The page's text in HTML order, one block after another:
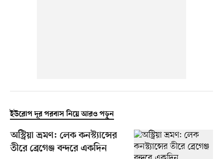
ইউরোপ দূর পরবাস নিয়ে আরও পড়ুন
অস্ট্রিয়া ভ্রমণ: লেক কনস্ট্যান্সের
তীরে ব্রেগেঞ্জ বন্দরে একদিন